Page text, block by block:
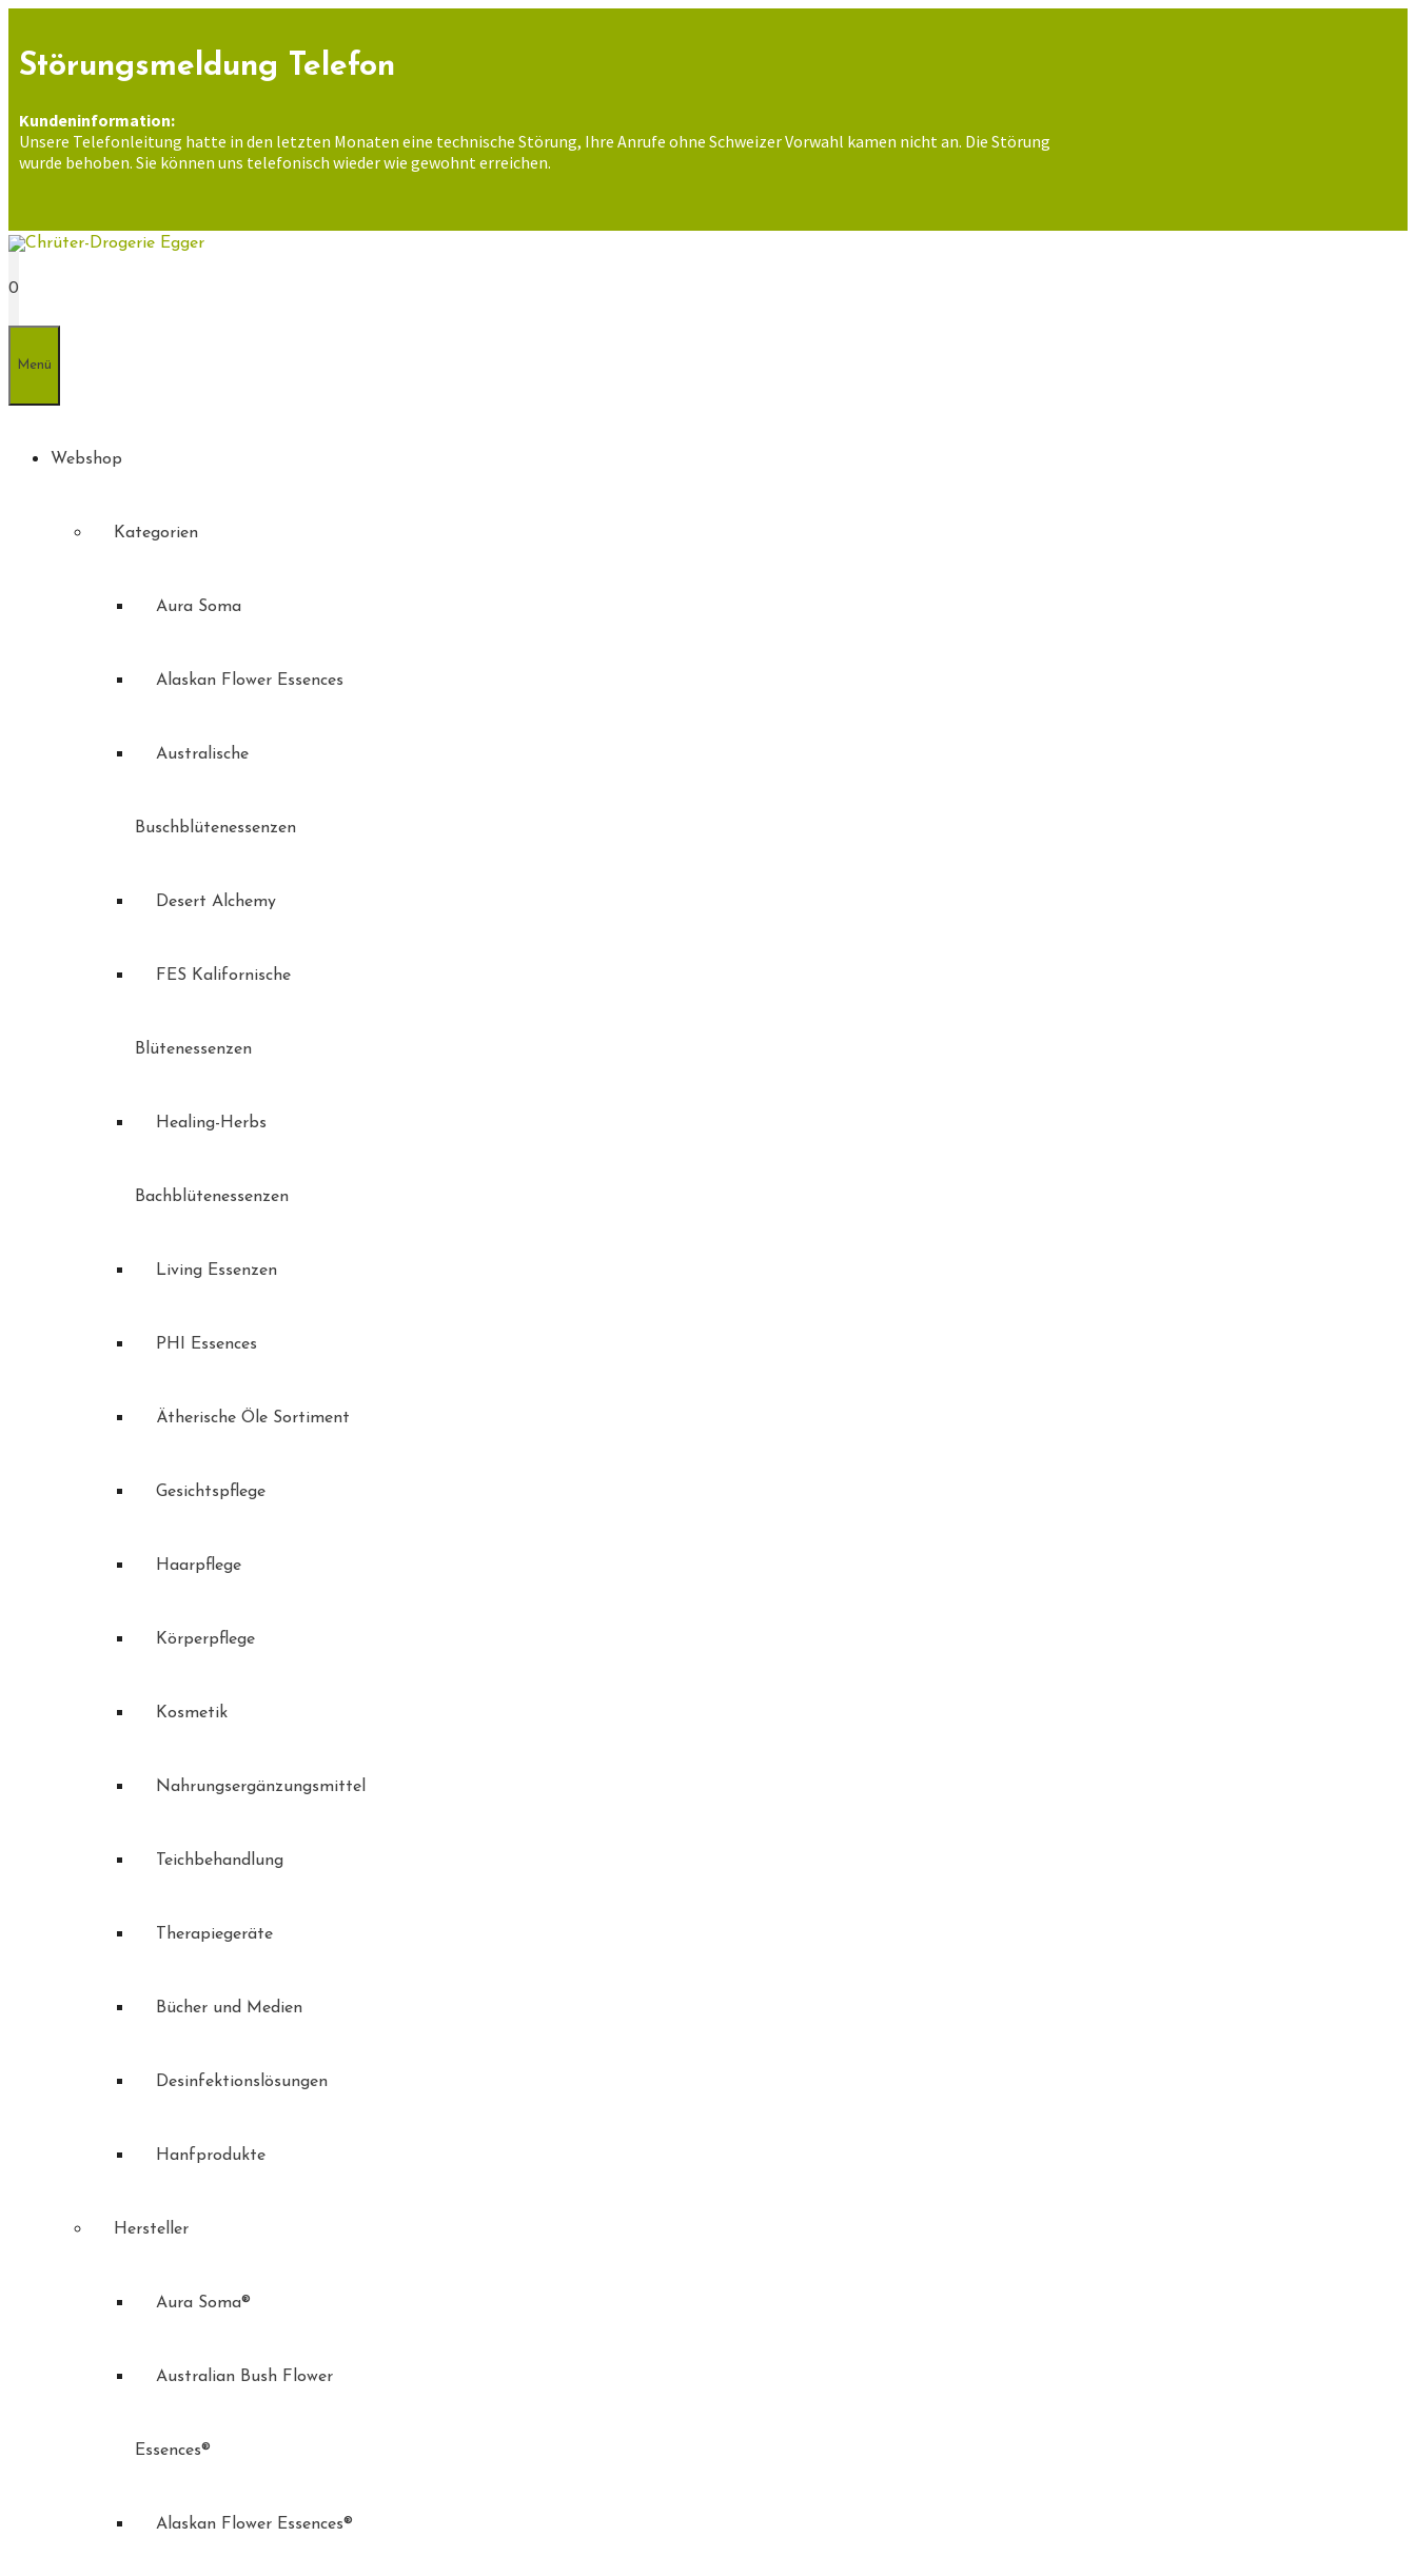
springen
Störungsmeldung Telefon
Kundeninformation:
Unsere Telefonleitung hatte in den letzten Monaten eine technische Störung, Ihre Anrufe ohne Schweizer Vorwahl kamen nicht an. Die Störung
wurde behoben. Sie können uns telefonisch wieder wie gewohnt erreichen.
0
Menü
Webshop
Kategorien
Aura Soma
Alaskan Flower Essences
Australische
Buschblütenessenzen
Desert Alchemy
FES Kalifornische
Blütenessenzen
Healing-Herbs
Bachblütenessenzen
Living Essenzen
PHI Essences
Ätherische Öle Sortiment
Gesichtspflege
Haarpflege
Körperpflege
Kosmetik
Nahrungsergänzungsmittel
Teichbehandlung
Therapiegeräte
Bücher und Medien
Desinfektionslösungen
Hanfprodukte
Hersteller
Aura Soma®
Australian Bush Flower
Essences®
Alaskan Flower Essences®